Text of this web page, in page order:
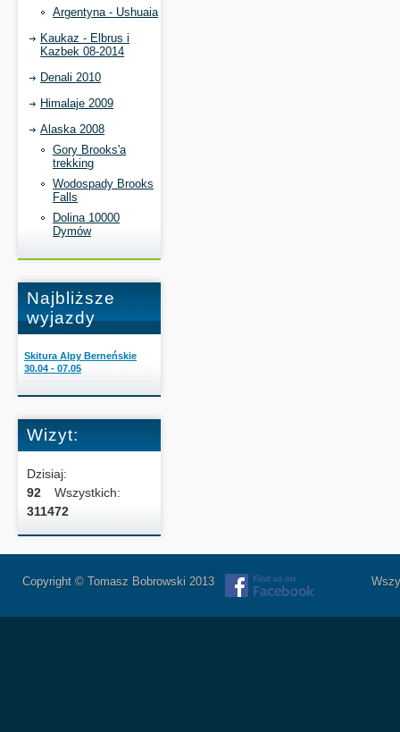
Argentyna - Ushuaia
Kaukaz - Elbrus i
Kazbek 08-2014
Denali 2010
Himalaje 2009
Alaska 2008
Gory Brooks'a
trekking
Wodospady Brooks
Falls
Dolina 10000
Dymów
Najbliższe
wyjazdy
Skitura Alpy Berneńskie
30.04 - 07.05
Wizyt:
Dzisiaj:
92
Wszystkich:
311472
Copyright © Tomasz Bobrowski 2013 Wszystkie